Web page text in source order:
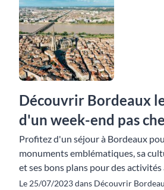
Découvrir Bordeaux
d'un week-end pas
Profitez d'un séjour à Bordeaux
monuments emblématiques, sa
et ses bons plans pour des
Le 25/07/2023 dans Découvrir